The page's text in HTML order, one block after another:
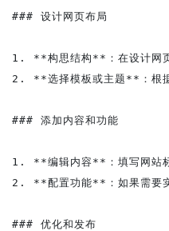
### 设计网页布局
1. **构思结构**：在设计网页
2. **选择模板或主题**：根据
### 添加内容和功能
1. **编辑内容**：填写网站标
2. **配置功能**：如果需要实
### 优化和发布